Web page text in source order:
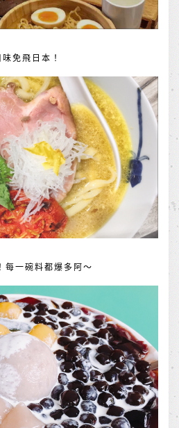
免飛日本！
每一碗料都爆多阿～